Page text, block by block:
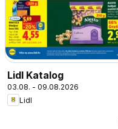
Lidl Katalog
03.08. - 09.08.2026
Lidl